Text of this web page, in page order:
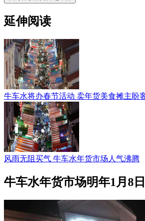
延伸阅读
牛车水将办春节活动 卖年货美食摊主盼
风雨无阻买气 牛车水年货市场人气沸腾
牛车水年货市场明年1